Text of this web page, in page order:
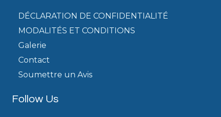
DÉCLARATION DE CONFIDENTIALITÉ
MODALITÉS ET CONDITIONS
Galerie
Contact
Soumettre un Avis
Follow Us